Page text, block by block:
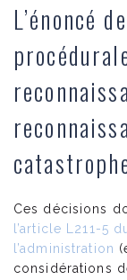
L’énoncé
Ces décisions
l’article L211-5
l’administration
considérations